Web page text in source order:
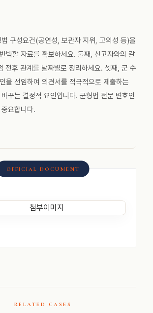
구성요건(공연성, 보관자 지위, 고의성 등)을
박할 자료를 확보하세요. 둘째, 신고자와의 갈
전후 관계를 날짜별로 정리하세요. 셋째, 군 수
을 선임하여 의견서를 적극적으로 제출하는
꾸는 결정적 요인입니다. 군형법 전문 변호인
요합니다.
RELATED CASES